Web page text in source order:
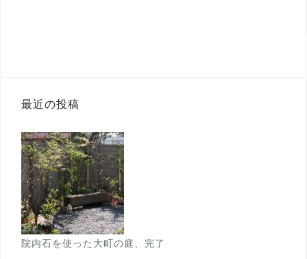
最近の投稿
院内石を使った大町の庭、完了